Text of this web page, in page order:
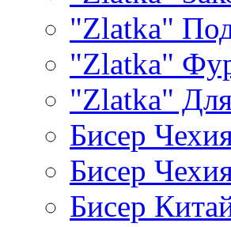
"Zlatka"
"Zlatka"
"Zlatka"
Бисер
Бисер
Бисер